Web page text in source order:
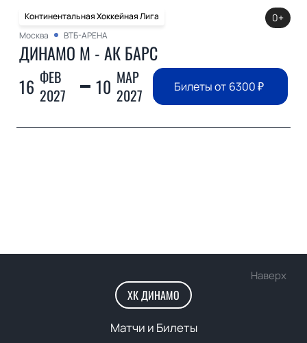
Континентальная Хоккейная Лига
Москва
ВТБ-АРЕНА
ДИНАМО М - АК БАРС
16 ФЕВ
2027
10 МАР
2027
0+
Билеты от 6300₽
Наверх
ХК ДИНАМО
Матчи и Билеты